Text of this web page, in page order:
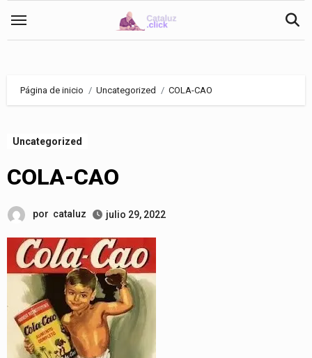
Página de inicio Uncategorized COLA-CAO
Uncategorized
COLA-CAO
por cataluz julio 29, 2022